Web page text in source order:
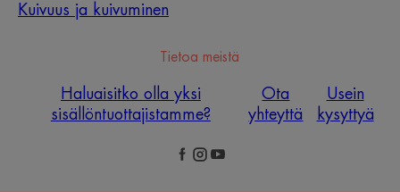
Kuivuus ja kuivuminen
Tietoa meistä
Haluaisitko olla yksi
sisällöntuottajistamme?
Ota
yhteyttä
Usein
kysyttyä